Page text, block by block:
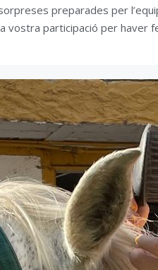
preparades per
vostra participació per haver